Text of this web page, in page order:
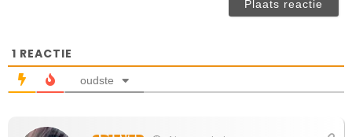
1 REACTIE
oudste